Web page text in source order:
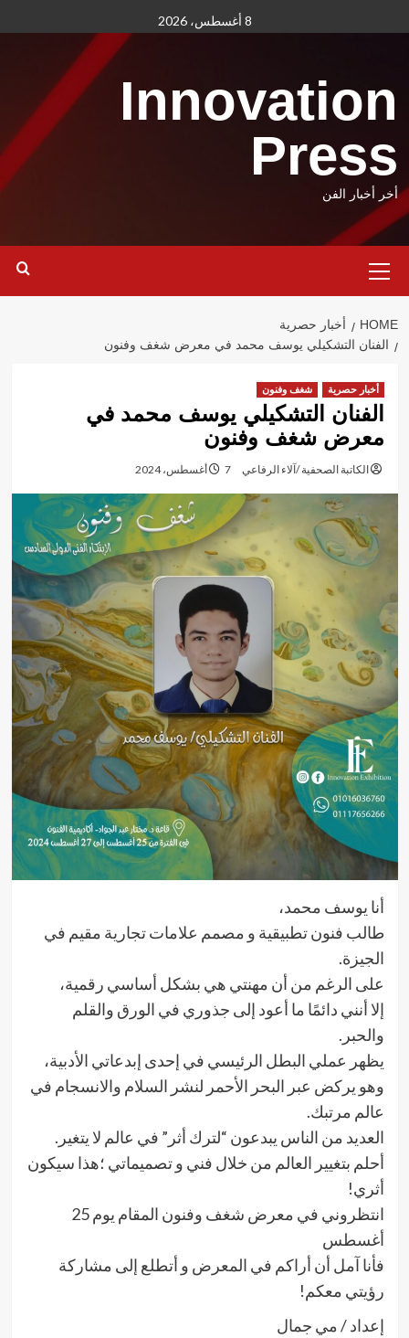
to
8 أغسطس، 2026
Innovation
Press
أخر أخبار الفن
Menu
HOME
أخبار حصرية
الفنان التشكيلي يوسف محمد في معرض شغف وفنون
أخبار حصرية شغف وفنون
الفنان التشكيلي يوسف محمد في
معرض شغف وفنون
الكاتبة الصحفية /آلاء الرفاعي 7 أغسطس، 2024
أنا يوسف محمد،
طالب فنون تطبيقية و مصمم علامات تجارية مقيم في
الجيزة.
على الرغم من أن مهنتي هي بشكل أساسي رقمية،
إلا أنني دائمًا ما أعود إلى جذوري في الورق والقلم
والحبر.
يظهر عملي البطل الرئيسي في إحدى إبدعاتي الأدبية،
وهو يركض عبر البحر الأحمر لنشر السلام والانسجام في
عالم مرتبك.
العديد من الناس يبدعون “لترك أثر” في عالم لا يتغير.
أحلم بتغيير العالم من خلال فني و تصميماتي ؛هذا سيكون
أثري!
انتظروني في معرض شغف وفنون المقام يوم 25
أغسطس
فأنا آمل أن أراكم في المعرض و أتطلع إلى مشاركة
رؤيتي معكم!
إعداد / مي جمال